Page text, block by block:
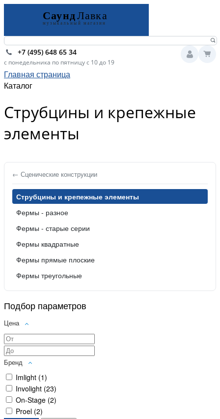
+7 (495) 648 65 34
с понедельника по пятницу с 10 до 19
Главная страница
Каталог
Струбцины и крепежные
элементы
← Сценические конструкции
Струбцины и крепежные элементы
Фермы - разное
Фермы - старые серии
Фермы квадратные
Фермы прямые плоские
Фермы треугольные
Подбор параметров
Цена
Бренд
Imlight (1)
Involight (23)
On-Stage (2)
Proel (2)